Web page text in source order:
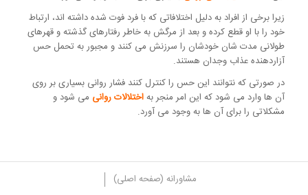
زیرا برخی از افراد به دلیل اختلافاتی که با فرد فوت شده داشته اند، ارتباط
خود را با او قطع کرده و بعد از مرگش به خاطر رفتارهای گذشته و قهرهای
طولانی مدت شان خودشان را سرزنش می کنند و مجبور به تحمل حس
آزاردهنده عذاب وجدان هستند.
در صورتی که نتوانند این حس را کنترل کنند فشار روانی بسیاری بر روی
آن ها وارد می شود که این امر منجر بهاختلالات روانی می شود و
مشکلاتی را برای آن ها به وجود می آورد.
مشاورانه (صفحه اصلی)